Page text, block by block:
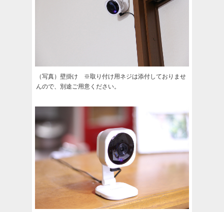
（写真）壁掛け ※取り付け用ネジは添付しておりませ
んので、別途ご用意ください。